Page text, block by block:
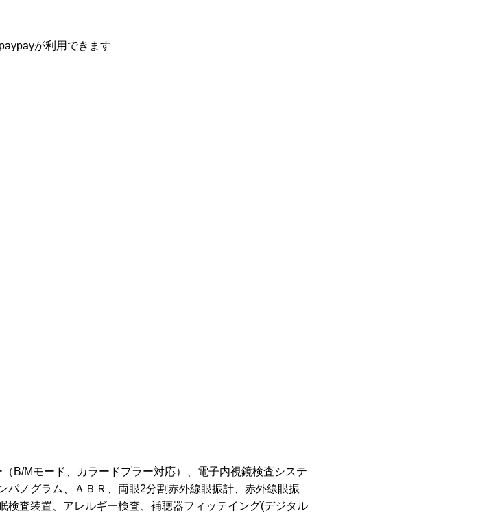
が利用できます
B/Mモード、カラードプラー対応）、電子内視鏡検査システ
パノグラム、ＡＢＲ、両眼2分割赤外線眼振計、赤外線眼振
検査装置、アレルギー検査、補聴器フィッテイング(デジタル